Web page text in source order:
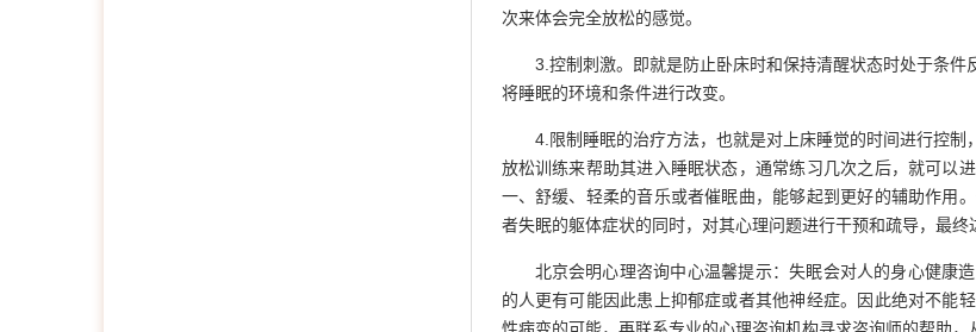
次来体会完全放松的感觉。
3.控制刺激。即就是防止卧床时和保持清醒状态时处于条
将睡眠的环境和条件进行改变。
4.限制睡眠的治疗方法，也就是对上床睡觉的时间进行控
放松训练来帮助其进入睡眠状态，通常练习几次之后，就可以
一、舒缓、轻柔的音乐或者催眠曲，能够起到更好的辅助作用
者失眠的躯体症状的同时，对其心理问题进行干预和疏导，最终
北京会明心理咨询中心温馨提示：失眠会对人的身心健康
的人更有可能因此患上抑郁症或者其他神经症。因此绝对不能